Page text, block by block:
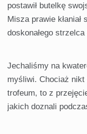
postawił butelkę
Misza prawie
doskonałego strzelca
Jechaliśmy na
myśliwi. Chociaż nikt
trofeum, to z
jakich doznali